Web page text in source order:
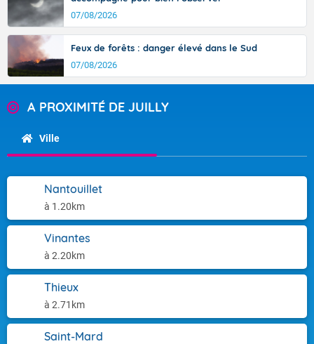
07/08/2026
Feux de forêts : danger élevé dans le Sud
07/08/2026
A PROXIMITÉ DE JUILLY
Ville
Nantouillet
à 1.20km
Vinantes
à 2.20km
Thieux
à 2.71km
Saint-Mard